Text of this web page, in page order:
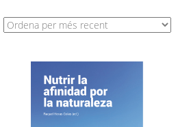
Ordenat
per